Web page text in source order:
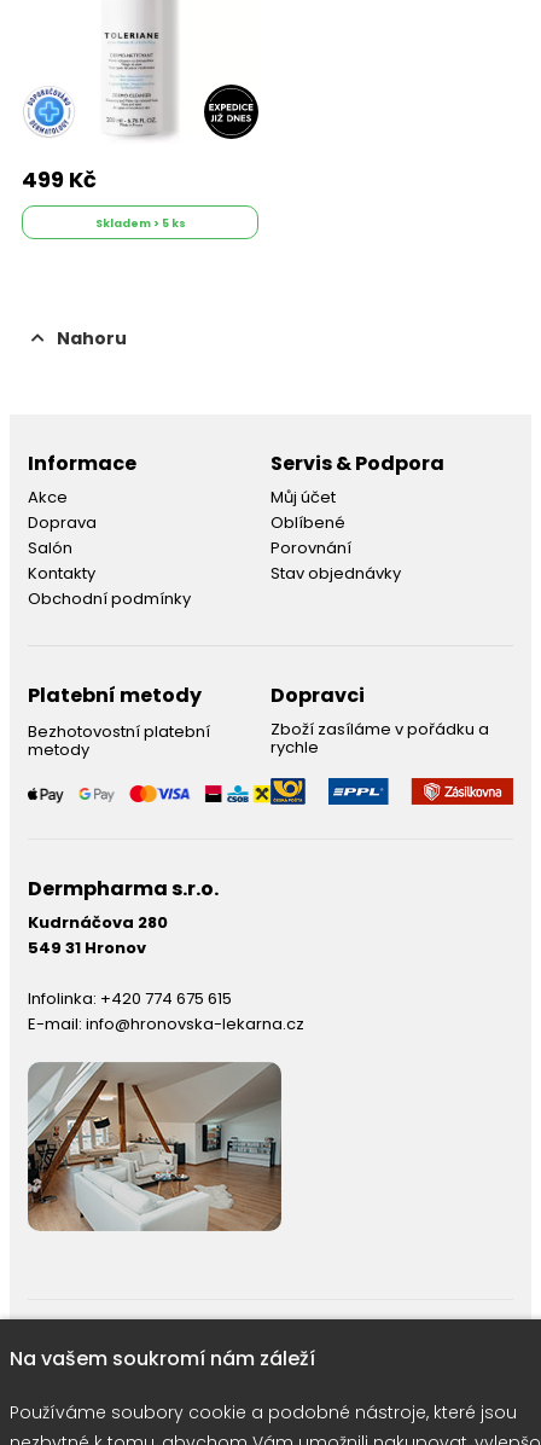
499 Kč
Skladem > 5 ks
Nahoru
Informace
Akce
Doprava
Salón
Kontakty
Obchodní podmínky
Servis & Podpora
Můj účet
Oblíbené
Porovnání
Stav objednávky
Platební metody
Bezhotovostní platební
metody
Dopravci
Zboží zasíláme v pořádku a
rychle
Dermpharma s.r.o.
Kudrnáčova 280
549 31 Hronov
Infolinka: +420 774 675 615
E-mail: info@hronovska-lekarna.cz
Používáme soubory cookie
Na vašem soukromí nám záleží
Používáme soubory cookie a podobné nástroje, které jsou